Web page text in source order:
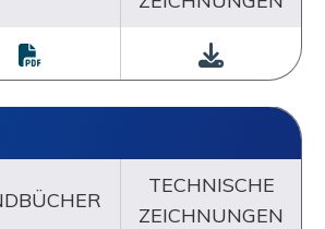
TECHNISCHE
ZEICHNUNGEN